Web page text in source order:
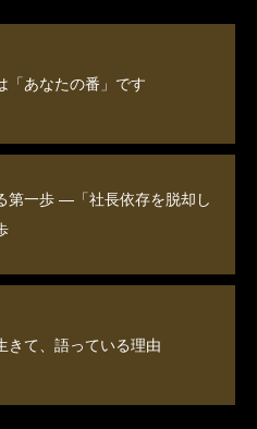
「あなたの番」です
第一歩 ―「社長依存を脱却し
きて、語っている理由